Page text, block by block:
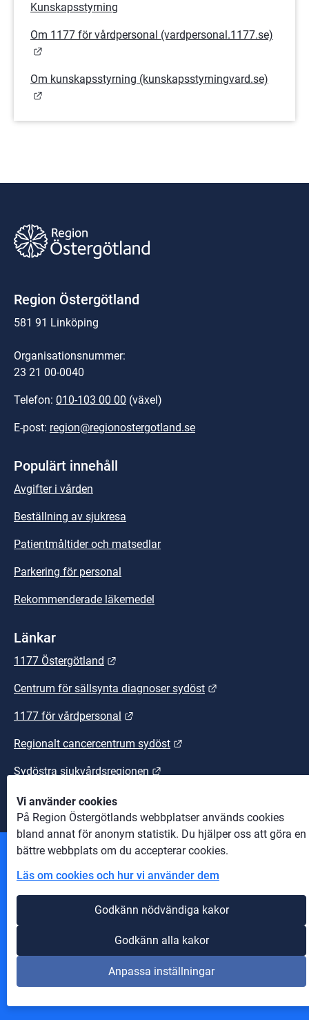
Vi använder cookies
På Region Östergötlands webbplatser används cookies
bland annat för anonym statistik. Du hjälper oss att göra en
bättre webbplats om du accepterar cookies.
Läs om cookies och hur vi använder dem
Godkänn nödvändiga kakor
Godkänn alla kakor
Anpassa inställningar
Kunskapsstyrning
Om 1177 för vårdpersonal (vardpersonal.1177.se)
Om kunskapsstyrning (kunskapsstyrningvard.se)
Region Östergötland
581 91 Linköping
Organisationsnummer:
23 21 00-0040
Telefon: 010-103 00 00 (växel)
E-post: region@regionostergotland.se
Populärt innehåll
Avgifter i vården
Beställning av sjukresa
Patientmåltider och matsedlar
Parkering för personal
Rekommenderade läkemedel
Länkar
1177 Östergötland
Centrum för sällsynta diagnoser sydöst
1177 för vårdpersonal
Regionalt cancercentrum sydöst
Sydöstra sjukvårdsregionen
Information om cookies
Om webbplatsen
Tillgänglighet på webbplatsen